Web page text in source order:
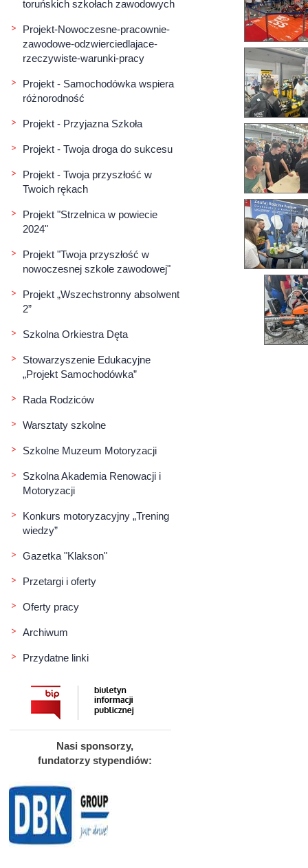
toruńskich szkołach zawodowych
Projekt-Nowoczesne-pracownie-
zawodowe-odzwierciedlajace-
rzeczywiste-warunki-pracy
Projekt - Samochodówka wspiera
różnorodność
Projekt - Przyjazna Szkoła
Projekt - Twoja droga do sukcesu
Projekt - Twoja przyszłość w
Twoich rękach
Projekt "Strzelnica w powiecie
2024"
Projekt "Twoja przyszłość w
nowoczesnej szkole zawodowej"
Projekt „Wszechstronny absolwent
2”
Szkolna Orkiestra Dęta
Stowarzyszenie Edukacyjne
„Projekt Samochodówka”
Rada Rodziców
Warsztaty szkolne
Szkolne Muzeum Motoryzacji
Szkolna Akademia Renowacji i
Motoryzacji
Konkurs motoryzacyjny „Trening
wiedzy”
Gazetka "Klakson"
Przetargi i oferty
Oferty pracy
Archiwum
Przydatne linki
Nasi sponsorzy,
fundatorzy stypendiów: